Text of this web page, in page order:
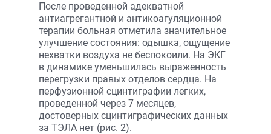
После проведенной адекватной
антиагрегантной и антикоагуляционной
терапии больная отметила значительное
улучшение состояния: одышка, ощущение
нехватки воздуха не беспокоили. На ЭКГ
в динамике уменьшилась выраженность
перегрузки правых отделов сердца. На
перфузионной сцинтиграфии легких,
проведенной через 7 месяцев,
достоверных сцинтиграфических данных
за ТЭЛА нет (рис. 2).